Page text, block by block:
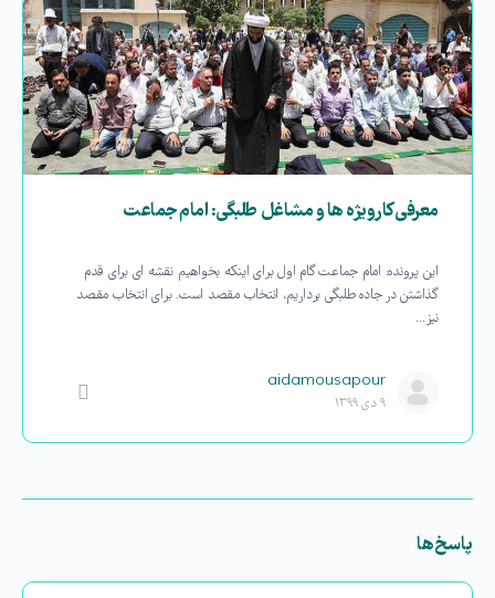
معرفی کارویژه ها و مشاغل طلبگی: امام جماعت
این پرونده: امام جماعت گام اول برای اینکه بخواهیم نقشه ای برای قدم
گذاشتن در جاده طلبگی برداریم، انتخاب مقصد است. برای انتخاب مقصد
نیز…
aidamousapour
۹ دی ۱۳۹۹
پاسخ‌ها